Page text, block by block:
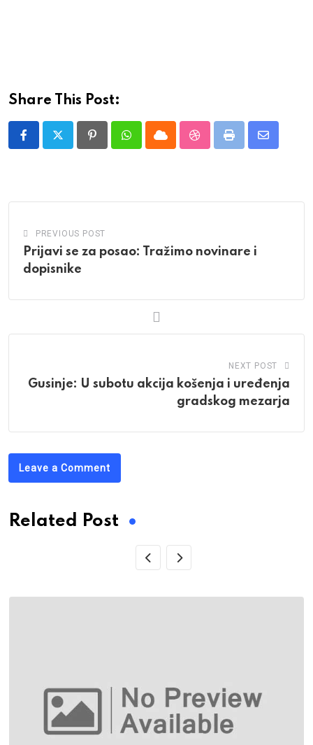
Share This Post:
PinterestWhatsappCloud StumbleUpon
Print
Share
PREVIOUS POST
Prijavi se za posao: Tražimo novinare i
dopisnike
NEXT POST
Gusinje: U subotu akcija košenja i uređenja
gradskog mezarja
Leave a Comment
Related Post